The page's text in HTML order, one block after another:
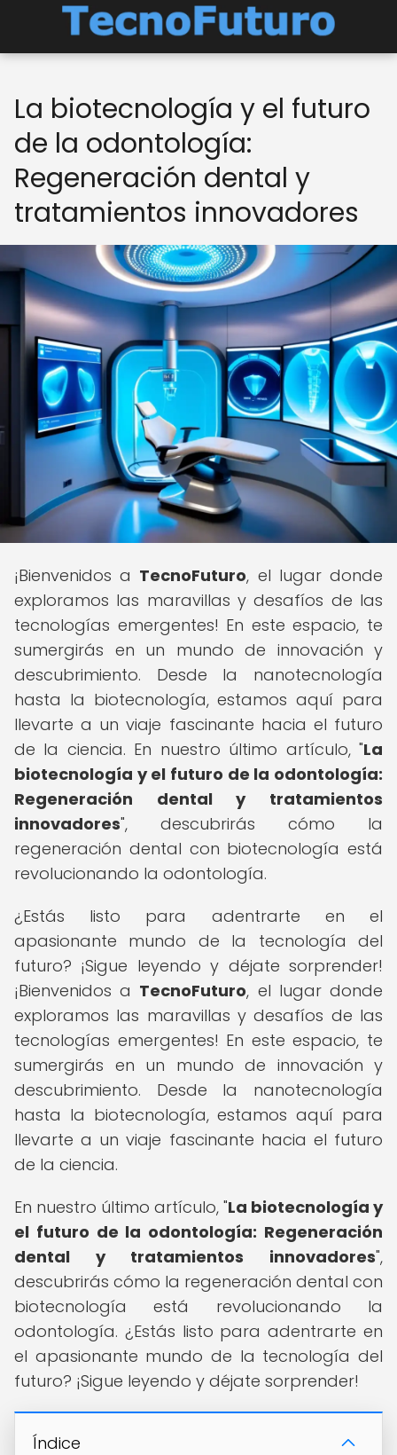
La biotecnología y el futuro
de la odontología:
Regeneración dental y
tratamientos innovadores
¡Bienvenidos a TecnoFuturo, el lugar donde
exploramos las maravillas y desafíos de las
tecnologías emergentes! En este espacio, te
sumergirás en un mundo de innovación y
descubrimiento. Desde la nanotecnología
hasta la biotecnología, estamos aquí para
llevarte a un viaje fascinante hacia el futuro
de la ciencia. En nuestro último artículo, "La
biotecnología y el futuro de la odontología:
Regeneración dental y tratamientos
innovadores", descubrirás cómo la
regeneración dental con biotecnología está
revolucionando la odontología.
¿Estás listo para adentrarte en el
apasionante mundo de la tecnología del
futuro? ¡Sigue leyendo y déjate sorprender!
¡Bienvenidos a TecnoFuturo, el lugar donde
exploramos las maravillas y desafíos de las
tecnologías emergentes! En este espacio, te
sumergirás en un mundo de innovación y
descubrimiento. Desde la nanotecnología
hasta la biotecnología, estamos aquí para
llevarte a un viaje fascinante hacia el futuro
de la ciencia.
En nuestro último artículo, "La biotecnología y
el futuro de la odontología: Regeneración
dental y tratamientos innovadores",
descubrirás cómo la regeneración dental con
biotecnología está revolucionando la
odontología. ¿Estás listo para adentrarte en
el apasionante mundo de la tecnología del
futuro? ¡Sigue leyendo y déjate sorprender!
Índice